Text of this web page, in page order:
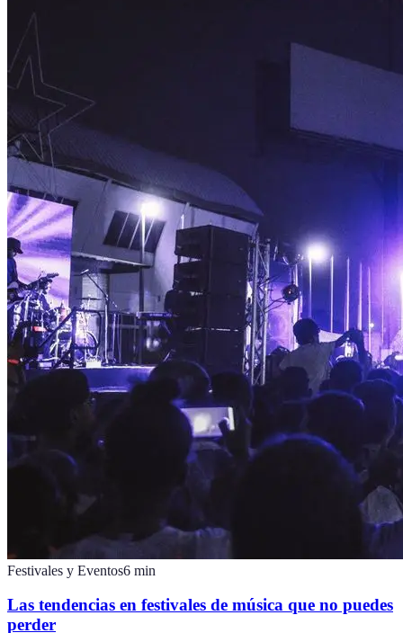
Festivales y Eventos6 min
Las tendencias en festivales de música que no puedes
perder